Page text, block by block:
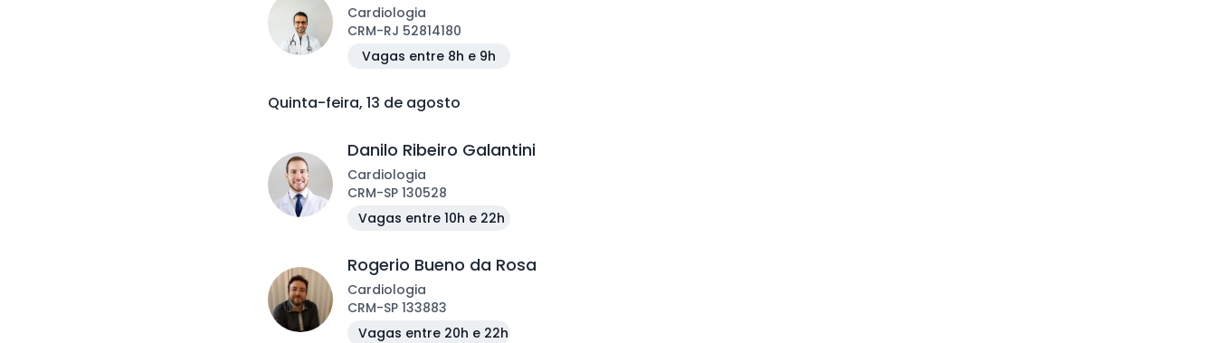
Cardiologia
CRM-RJ 52814180
Vagas entre 8h e 9h
Quinta-feira, 13 de agosto
Danilo Ribeiro Galantini
Cardiologia
CRM-SP 130528
Vagas entre 10h e 22h
Rogerio Bueno da Rosa
Cardiologia
CRM-SP 133883
Vagas entre 20h e 22h